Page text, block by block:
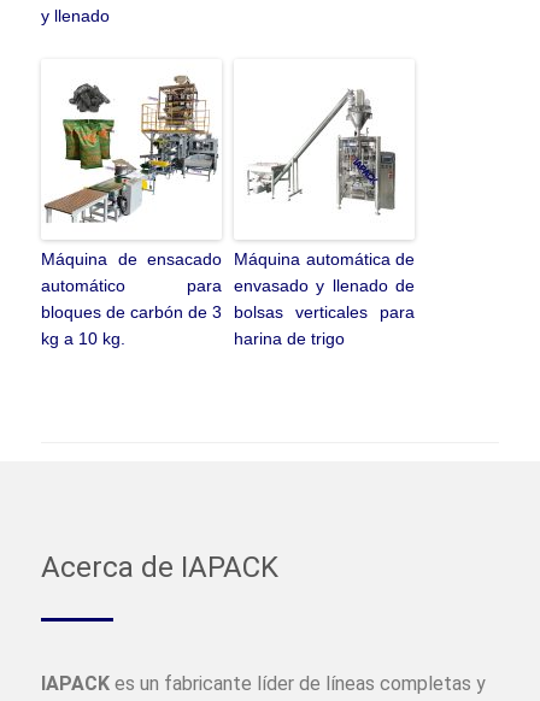
y llenado
Máquina de ensacado
automático para
bloques de carbón de 3
kg a 10 kg.
Máquina automática de
envasado y llenado de
bolsas verticales para
harina de trigo
Acerca de IAPACK
IAPACK es un fabricante líder de líneas completas y